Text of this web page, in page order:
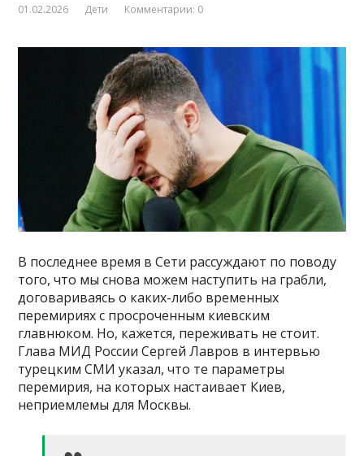
01.02.2026 Дети Комментарии: 0
В последнее время в Сети рассуждают по поводу
того, что мы снова можем наступить на грабли,
договариваясь о каких-либо временных
перемириях с просроченным киевским
главнюком. Но, кажется, переживать не стоит.
Глава МИД России Сергей Лавров в интервью
турецким СМИ указал, что те параметры
перемирия, на которых настаивает Киев,
неприемлемы для Москвы.